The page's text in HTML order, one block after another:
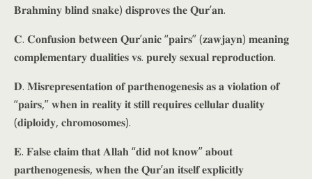
𝐁𝐫𝐚𝐡𝐦𝐢𝐧𝐲 𝐛𝐥𝐢𝐧𝐝 𝐬𝐧𝐚𝐤𝐞) 𝐝𝐢𝐬𝐩𝐫𝐨𝐯𝐞𝐬 𝐭𝐡𝐞 𝐐𝐮𝐫’𝐚𝐧.
𝐂. 𝐂𝐨𝐧𝐟𝐮𝐬𝐢𝐨𝐧 𝐛𝐞𝐭𝐰𝐞𝐞𝐧 𝐐𝐮𝐫’𝐚𝐧𝐢𝐜 “𝐩𝐚𝐢𝐫𝐬” (𝐳𝐚𝐰𝐣𝐚𝐲𝐧) 𝐦𝐞𝐚𝐧𝐢𝐧𝐠
𝐜𝐨𝐦𝐩𝐥𝐞𝐦𝐞𝐧𝐭𝐚𝐫𝐲 𝐝𝐮𝐚𝐥𝐢𝐭𝐢𝐞𝐬 𝐯𝐬. 𝐩𝐮𝐫𝐞𝐥𝐲 𝐬𝐞𝐱𝐮𝐚𝐥 𝐫𝐞𝐩𝐫𝐨𝐝𝐮𝐜𝐭𝐢𝐨𝐧.
𝐃. 𝐌𝐢𝐬𝐫𝐞𝐩𝐫𝐞𝐬𝐞𝐧𝐭𝐚𝐭𝐢𝐨𝐧 𝐨𝐟 𝐩𝐚𝐫𝐭𝐡𝐞𝐧𝐨𝐠𝐞𝐧𝐞𝐬𝐢𝐬 𝐚𝐬 𝐚 𝐯𝐢𝐨𝐥𝐚𝐭𝐢𝐨𝐧 𝐨𝐟
“𝐩𝐚𝐢𝐫𝐬,” 𝐰𝐡𝐞𝐧 𝐢𝐧 𝐫𝐞𝐚𝐥𝐢𝐭𝐲 𝐢𝐭 𝐬𝐭𝐢𝐥𝐥 𝐫𝐞𝐪𝐮𝐢𝐫𝐞𝐬 𝐜𝐞𝐥𝐥𝐮𝐥𝐚𝐫 𝐝𝐮𝐚𝐥𝐢𝐭𝐲
(𝐝𝐢𝐩𝐥𝐨𝐢𝐝𝐲, 𝐜𝐡𝐫𝐨𝐦𝐨𝐬𝐨𝐦𝐞𝐬).
𝐄. 𝐅𝐚𝐥𝐬𝐞 𝐜𝐥𝐚𝐢𝐦 𝐭𝐡𝐚𝐭 𝐀𝐥𝐥𝐚𝐡 “𝐝𝐢𝐝 𝐧𝐨𝐭 𝐤𝐧𝐨𝐰” 𝐚𝐛𝐨𝐮𝐭
𝐩𝐚𝐫𝐭𝐡𝐞𝐧𝐨𝐠𝐞𝐧𝐞𝐬𝐢𝐬, 𝐰𝐡𝐞𝐧 𝐭𝐡𝐞 𝐐𝐮𝐫’𝐚𝐧 𝐢𝐭𝐬𝐞𝐥𝐟 𝐞𝐱𝐩𝐥𝐢𝐜𝐢𝐭𝐥𝐲